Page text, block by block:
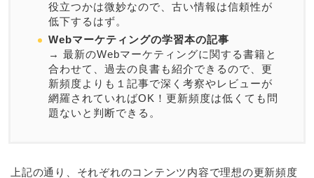
役立つかは微妙なので、古い情報は信頼性が
低下するはず。
Webマーケティングの学習本の記事
→ 最新のWebマーケティングに関する書籍と
合わせて、過去の良書も紹介できるので、更
新頻度よりも１記事で深く考察やレビューが
網羅されていればOK！更新頻度は低くても問
題ないと判断できる。
上記の通り、それぞれのコンテンツ内容で理想の更新頻度